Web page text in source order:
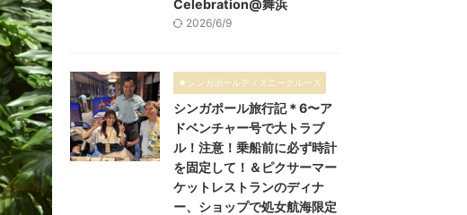
Celebration@舞浜
2026/6/9
★シンガポールディズニークルーズ
シンガポール旅行記＊6〜ア
ドベンチャー号で大トラブ
ル！注意！乗船前に必ず時計
を固定して！＆ピクサーマー
ケットレストランのディナ
ー、ショップで処女航海限定